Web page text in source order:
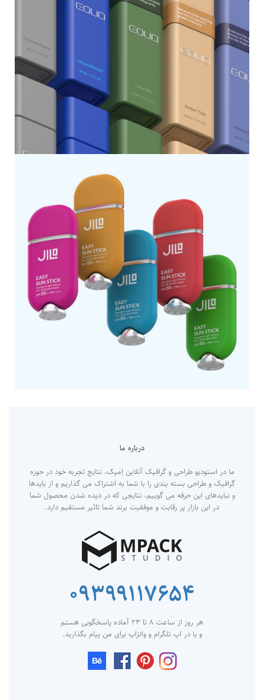
درباره ما
ما در استودیو طراحی و گرافیک آنلاین اِمپک، نتایج تجربه خود در حوزه
گرافیک و طراحی بسته بندی را با شما به اشتراک می گذاریم و از بایدها
و نبایدهای این حرفه می گوییم، نتایجی که در دیده شدن محصول شما
در این بازار پر رقابت و موفقیت برند شما تاثیر مستقیم دارد.
۰۹۳۹۹۱۱۷۶۵۴
هر روز از ساعت ۸ تا ۲۳ آماده پاسخگویی هستم
و یا در اپ تلگرام و واتزاپ برای من پیام بگذارید.